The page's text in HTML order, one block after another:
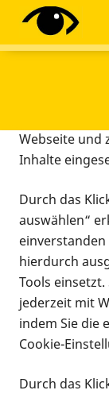
Infomaterial
Vorlesen
Diese
Tracking-
Webseite und
Inhalte
Durch das
auswählen“
einverstanden
hierdurch
Tools
jederzeit mit
indem Sie die
Cookie-
Durch das